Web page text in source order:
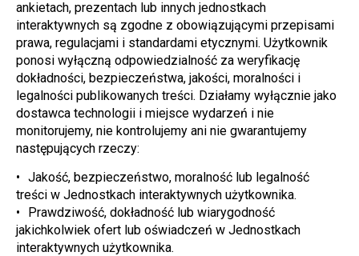
ankietach, prezentach lub innych jednostkach
interaktywnych są zgodne z obowiązującymi przepisami
prawa, regulacjami i standardami etycznymi. Użytkownik
ponosi wyłączną odpowiedzialność za weryfikację
dokładności, bezpieczeństwa, jakości, moralności i
legalności publikowanych treści. Działamy wyłącznie jako
dostawca technologii i miejsce wydarzeń i nie
monitorujemy, nie kontrolujemy ani nie gwarantujemy
następujących rzeczy:
Jakość, bezpieczeństwo, moralność lub legalność
treści w Jednostkach interaktywnych użytkownika.
Prawdziwość, dokładność lub wiarygodność
jakichkolwiek ofert lub oświadczeń w Jednostkach
interaktywnych użytkownika.